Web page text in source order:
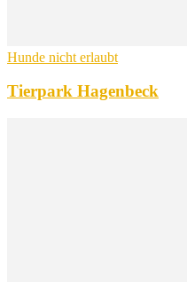
Hunde nicht erlaubt
Tierpark Hagenbeck